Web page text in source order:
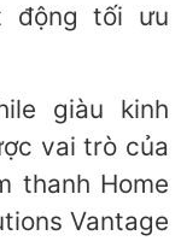
động tối ưu
giàu kinh
vai trò của
thanh Home
Vantage